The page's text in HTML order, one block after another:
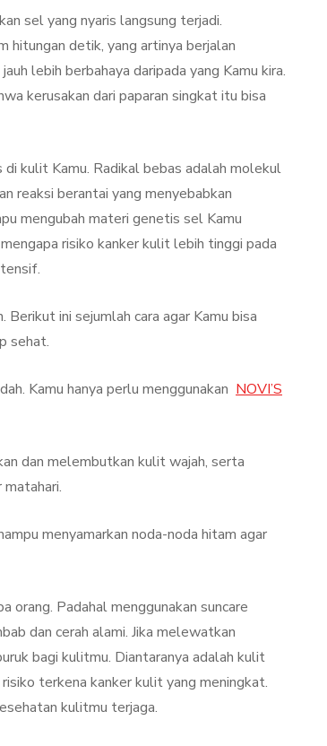
sel yang nyaris langsung terjadi.
hitungan detik, yang artinya berjalan
lebih berbahaya daripada yang Kamu kira.
kerusakan dari paparan singkat itu bisa
kulit Kamu. Radikal bebas adalah molekul
reaksi berantai yang menyebabkan
mengubah materi genetis sel Kamu
risiko kanker kulit lebih tinggi pada
ini sejumlah cara agar Kamu bisa
sehat.
Kamu hanya perlu menggunakan NOVI’S
dan melembutkan kulit wajah, serta
menyamarkan noda-noda hitam agar
orang. Padahal menggunakan suncare
dan cerah alami. Jika melewatkan
bagi kulitmu. Diantaranya adalah kulit
terkena kanker kulit yang meningkat.
kulitmu terjaga.